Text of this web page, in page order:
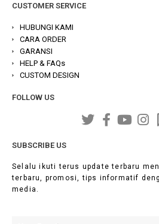
CUSTOMER SERVICE
HUBUNGI KAMI
CARA ORDER
GARANSI
HELP & FAQs
CUSTOM DESIGN
FOLLOW US
SUBSCRIBE US
Selalu ikuti terus update terbaru
terbaru, promosi, tips informatif
media.